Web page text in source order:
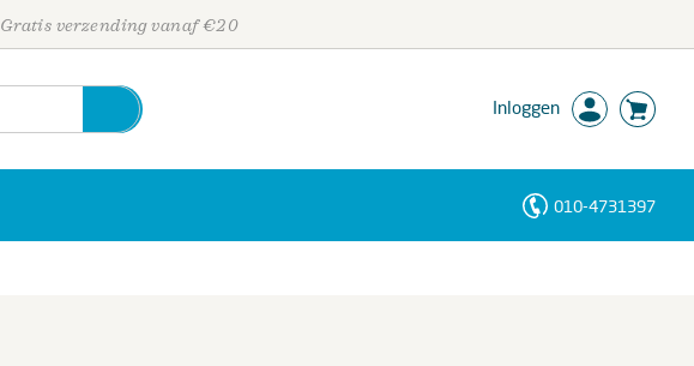
Gratis verzending vanaf €20
Inloggen
010-4731397
Personen